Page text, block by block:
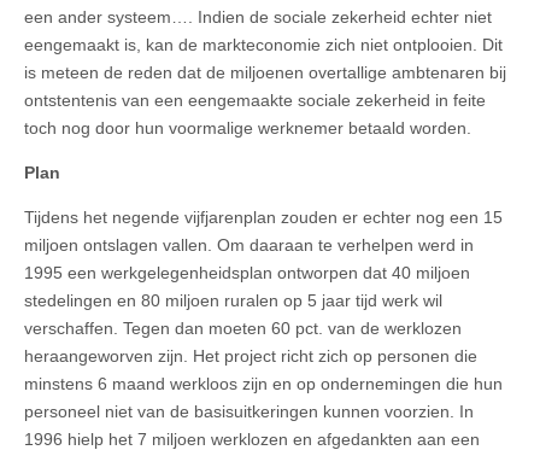
een ander systeem…. Indien de sociale zekerheid echter niet
eengemaakt is, kan de markteconomie zich niet ontplooien. Dit
is meteen de reden dat de miljoenen overtallige ambtenaren bij
ontstentenis van een eengemaakte sociale zekerheid in feite
toch nog door hun voormalige werknemer betaald worden.
Plan
Tijdens het negende vijfjarenplan zouden er echter nog een 15
miljoen ontslagen vallen. Om daaraan te verhelpen werd in
1995 een werkgelegenheidsplan ontworpen dat 40 miljoen
stedelingen en 80 miljoen ruralen op 5 jaar tijd werk wil
verschaffen. Tegen dan moeten 60 pct. van de werklozen
heraangeworven zijn. Het project richt zich op personen die
minstens 6 maand werkloos zijn en op ondernemingen die hun
personeel niet van de basisuitkeringen kunnen voorzien. In
1996 hielp het 7 miljoen werklozen en afgedankten aan een